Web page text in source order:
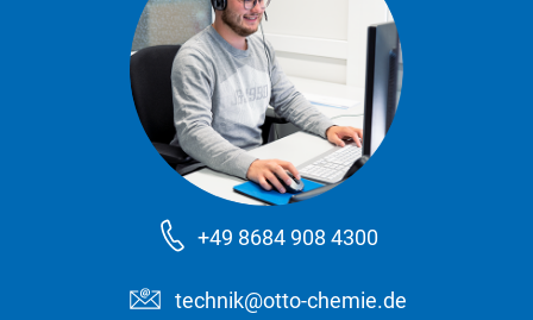
+49 8684 908 4300
technik@otto-chemie.de